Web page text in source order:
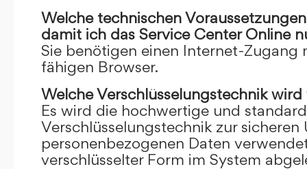
Welche technischen
damit ich das Service Center Online
Sie benötigen einen Internet-Zugang
fähigen Browser.
Welche Verschlüsselungstechnik
Es wird die hochwertige und
Verschlüsselungstechnik zur
personenbezogenen Daten
verschlüsselter Form im System